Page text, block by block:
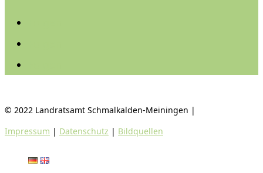
© 2022 Landratsamt Schmalkalden-Meiningen |
Impressum | Datenschutz | Bildquellen